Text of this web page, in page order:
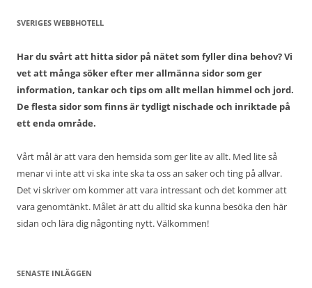
SVERIGES WEBBHOTELL
Har du svårt att hitta sidor på nätet som fyller dina behov? Vi
vet att många söker efter mer allmänna sidor som ger
information, tankar och tips om allt mellan himmel och jord.
De flesta sidor som finns är tydligt nischade och inriktade på
ett enda område.
Vårt mål är att vara den hemsida som ger lite av allt. Med lite så
menar vi inte att vi ska inte ska ta oss an saker och ting på allvar.
Det vi skriver om kommer att vara intressant och det kommer att
vara genomtänkt. Målet är att du alltid ska kunna besöka den här
sidan och lära dig någonting nytt. Välkommen!
SENASTE INLÄGGEN